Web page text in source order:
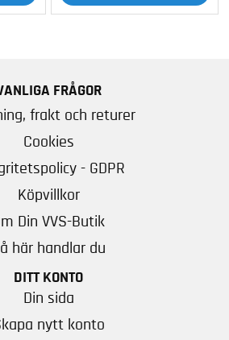
FRÅGOR
frakt och returer
Cookies
- GDPR
Köpvillkor
Din VVS-Butik
här handlar du
DITT KONTO
Din sida
nytt konto